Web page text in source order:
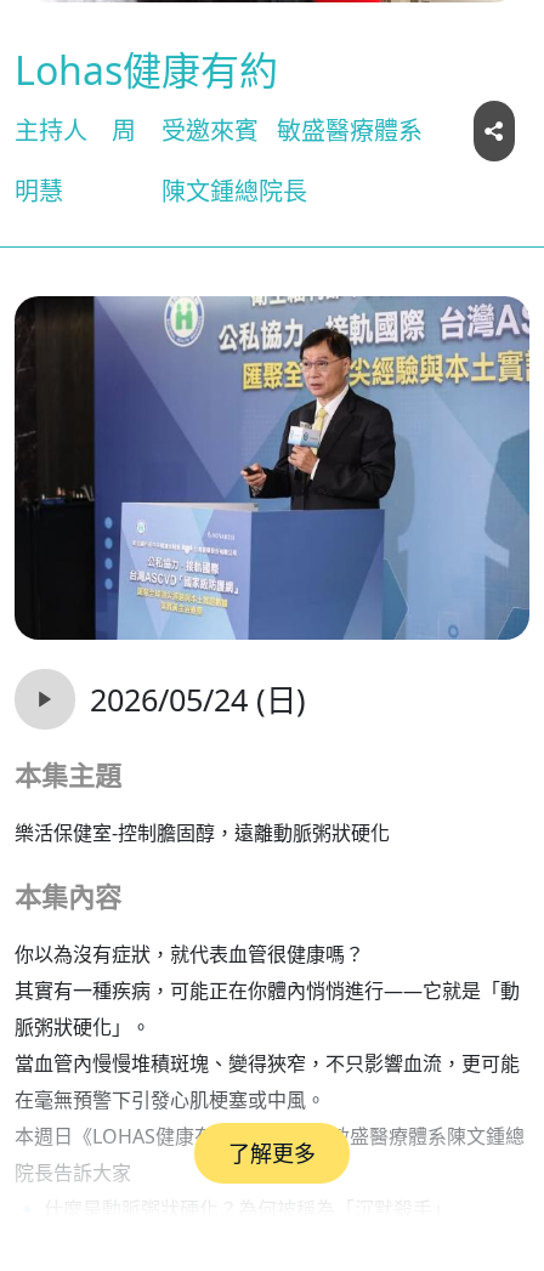
Lohas健康有約
主持人
周
明慧
受邀來賓 敏盛醫療體系
陳文鍾總院長
2026/05/24 (日)
本集主題
樂活保健室-控制膽固醇，遠離動脈粥狀硬化
本集內容
你以為沒有症狀，就代表血管很健康嗎？
其實有一種疾病，可能正在你體內悄悄進行——它就是「動
脈粥狀硬化」。​
當血管內慢慢堆積斑塊、變得狹窄，不只影響血流，更可能
在毫無預警下引發心肌梗塞或中風。​
本週日《LOHAS健康有約》節目將由敏盛醫療體系陳文鍾總
院長告訴大家​
🔹 什麼是動脈粥狀硬化？為何被稱為「沉默殺手」
了解更多